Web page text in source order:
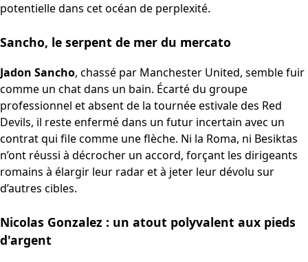
potentielle dans cet océan de perplexité.
Sancho, le serpent de mer du mercato
Jadon Sancho, chassé par Manchester United, semble fuir
comme un chat dans un bain. Écarté du groupe
professionnel et absent de la tournée estivale des Red
Devils, il reste enfermé dans un futur incertain avec un
contrat qui file comme une flèche. Ni la Roma, ni Besiktas
n’ont réussi à décrocher un accord, forçant les dirigeants
romains à élargir leur radar et à jeter leur dévolu sur
d’autres cibles.
Nicolas Gonzalez : un atout polyvalent aux pieds
d'argent